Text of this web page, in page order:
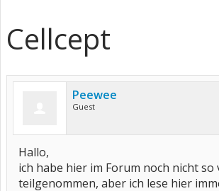
Cellcept
Peewee
Guest
Hallo,
ich habe hier im Forum noch nicht so
teilgenommen, aber ich lese hier